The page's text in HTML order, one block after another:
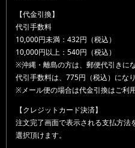
【代金引換】
代引手数料
10,000円未満：432円（税込）
10,000円以上：540円（税込）
※沖縄・離島の方は、郵便代引きに
代引手数料は、775円（税込）になり
※メール便の場合は代金引換はご利
【クレジットカード決済】
注文完了画面で表示される支払方
選択頂けます。